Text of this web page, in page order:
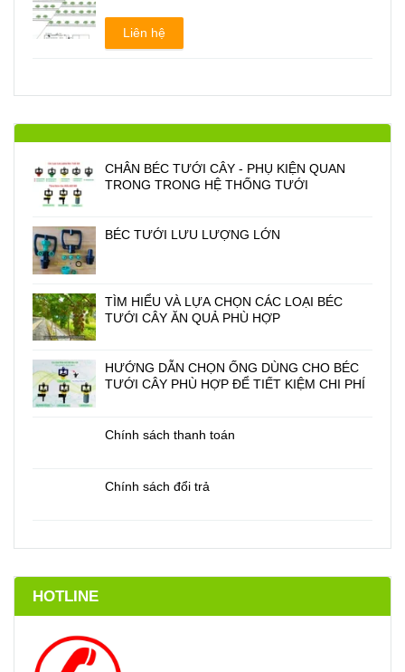
Liên hệ
CHÂN BÉC TƯỚI CÂY - PHỤ KIỆN QUAN
TRONG TRONG HỆ THỐNG TƯỚI
BÉC TƯỚI LƯU LƯỢNG LỚN
TÌM HIỂU VÀ LỰA CHỌN CÁC LOẠI BÉC
TƯỚI CÂY ĂN QUẢ PHÙ HỢP
HƯỚNG DẪN CHỌN ỐNG DÙNG CHO BÉC
TƯỚI CÂY PHÙ HỢP ĐỂ TIẾT KIỆM CHI PHÍ
Chính sách thanh toán
Chính sách đổi trả
HOTLINE